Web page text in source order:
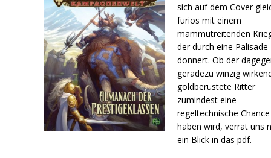
sich auf dem Cover
furios mit einem
mammutreitenden
der durch eine Palisade
donnert. Ob der
geradezu winzig
goldberüstete Ritter
zumindest eine
regeltechnische Chance
haben wird, verrät uns
ein Blick in das pdf.